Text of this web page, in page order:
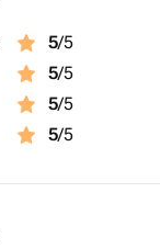
5/5
5/5
5/5
5/5